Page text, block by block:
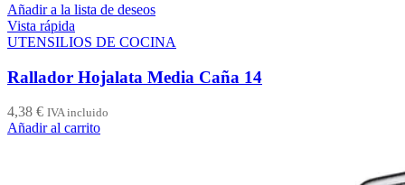
Añadir a la lista de deseos
Vista rápida
UTENSILIOS DE COCINA
Rallador Hojalata Media Caña 14
4,38 € IVA incluido
Añadir al carrito